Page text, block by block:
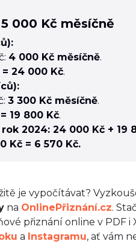
000 Kč měsíčně
4 000 Kč měsíčně.
24 000 Kč.
3 300 Kč měsíčně.
19 800 Kč.
2024: 24 000 Kč + 19
Kč = 6 570 Kč.
je vypočítávat?
na OnlinePřiznání.cz.
přiznání online v PDF i
a Instagramu, ať vám